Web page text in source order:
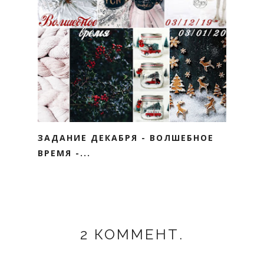
ЗАДАНИЕ ДЕКАБРЯ - ВОЛШЕБНОЕ
ВРЕМЯ -...
2 КОММЕНТ.